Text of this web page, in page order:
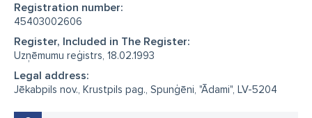
Registration number:
45403002606
Register, Included in The Register:
Uzņēmumu reģistrs, 18.02.1993
Legal address:
Jēkabpils nov., Krustpils pag., Spunģēni, "Ādami", LV-5204